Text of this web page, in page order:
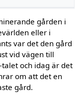
gården i
eller i
var det den gård
vid vägen till
och idag är det
om att det en
gård.